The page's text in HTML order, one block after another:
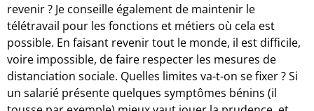
revenir ? Je conseille également de maintenir le
télétravail pour les fonctions et métiers où cela est
possible. En faisant revenir tout le monde, il est difficile,
voire impossible, de faire respecter les mesures de
distanciation sociale. Quelles limites va-t-on se fixer ? Si
un salarié présente quelques symptômes bénins (il